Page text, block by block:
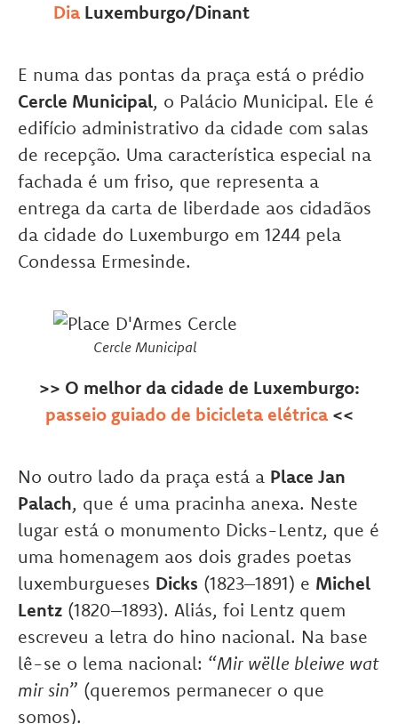
Dia Luxemburgo/Dinant
E numa das pontas da praça está o prédio
Cercle Municipal, o Palácio Municipal. Ele é
edifício administrativo da cidade com salas
de recepção. Uma característica especial na
fachada é um friso, que representa a
entrega da carta de liberdade aos cidadãos
da cidade do Luxemburgo em 1244 pela
Condessa Ermesinde.
Cercle Municipal
>> O melhor da cidade de Luxemburgo:
passeio guiado de bicicleta elétrica<<
No outro lado da praça está a Place Jan
Palach, que é uma pracinha anexa. Neste
lugar está o monumento Dicks-Lentz, que é
uma homenagem aos dois grades poetas
luxemburgueses Dicks (1823–1891) e Michel
Lentz (1820–1893). Aliás, foi Lentz quem
escreveu a letra do hino nacional. Na base
lê-se o lema nacional: “Mir wëlle bleiwe wat
mir sin” (queremos permanecer o que
somos).